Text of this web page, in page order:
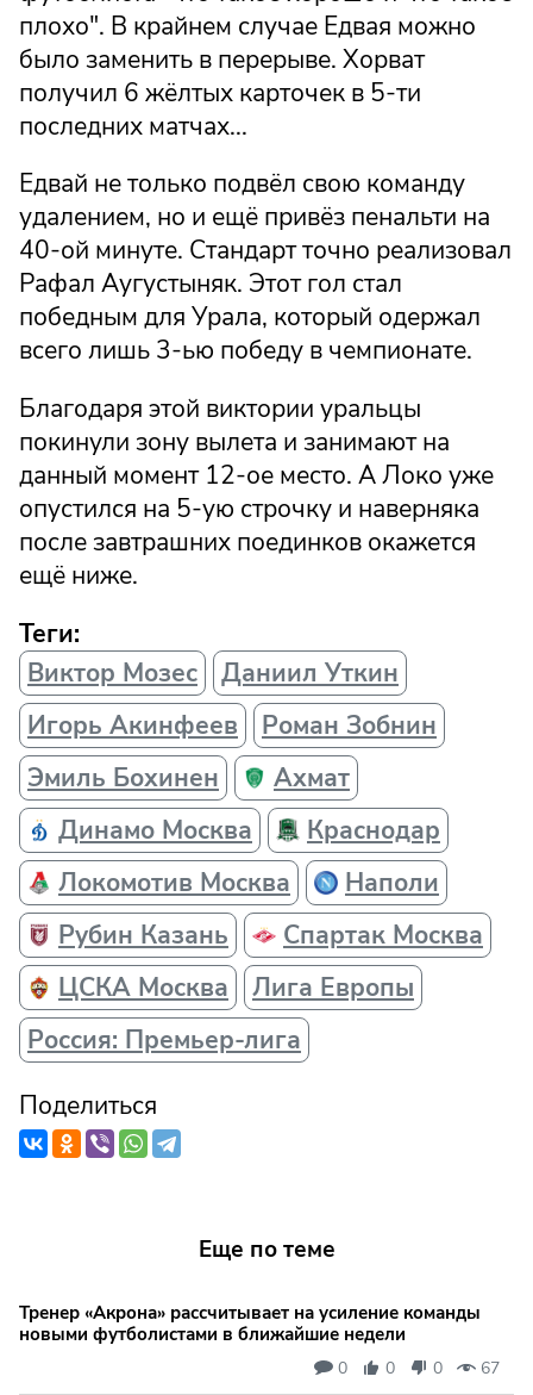
плохо". В крайнем случае Едвая можно
было заменить в перерыве. Хорват
получил 6 жёлтых карточек в 5-ти
последних матчах...
Едвай не только подвёл свою команду
удалением, но и ещё привёз пенальти на
40-ой минуте. Стандарт точно реализовал
Рафал Аугустыняк. Этот гол стал
победным для Урала, который одержал
всего лишь 3-ью победу в чемпионате.
Благодаря этой виктории уральцы
покинули зону вылета и занимают на
данный момент 12-ое место. А Локо уже
опустился на 5-ую строчку и наверняка
после завтрашних поединков окажется
ещё ниже.
Теги:
Виктор Мозес
Даниил Уткин
Игорь Акинфеев
Роман Зобнин
Эмиль Бохинен
Ахмат
Динамо Москва
Краснодар
Локомотив Москва
Наполи
Рубин Казань
Спартак Москва
ЦСКА Москва
Лига Европы
Россия: Премьер-лига
Поделиться
Еще по теме
Тренер «Акрона» рассчитывает на усиление команды
новыми футболистами в ближайшие недели
0 0 0 67